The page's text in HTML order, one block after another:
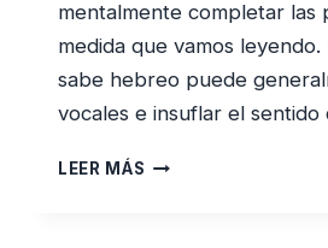
mentalmente completar las
medida que vamos
sabe hebreo puede
vocales e insuflar el
LEER MÁS SHABAT,